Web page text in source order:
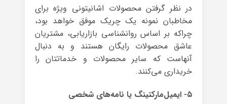
در نظر گرفتن محصولات اشانیتونی ویژه برای
مخاطبان نمونه‌ یک چریک موفق خواهد بود،
چراکه بر اساس روانشناسی بازاریابی، مشتریان
عاشق محصولات رایگان هستند و به دنبال
آنهاست که سایر محصولات و خدماتتان را
خریداری می‌کنند.
۵- ایمیل‌مارکتینگ یا نامه‌های شخصی